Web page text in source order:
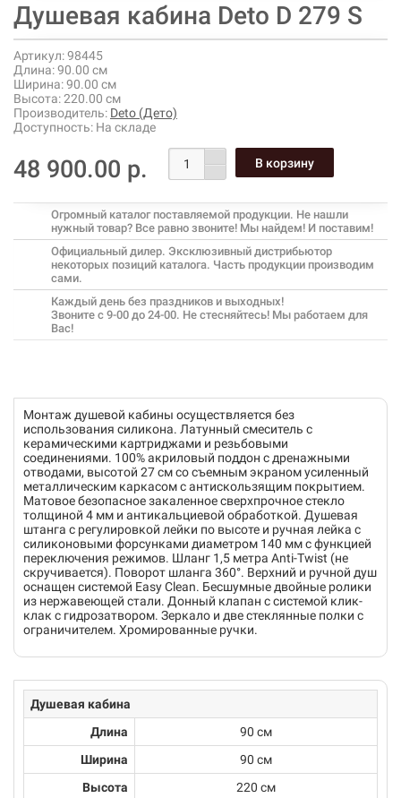
Душевая кабина Deto D 279 S
Артикул:98445
Длина:90.00 см
Ширина:90.00 см
Высота:220.00 см
Производитель: Deto (Дето)
Доступность: На складе
48 900.00 р.
Огромный каталог поставляемой продукции. Не нашли
нужный товар? Все равно звоните! Мы найдем! И поставим!
Официальный дилер. Эксклюзивный дистрибьютор
некоторых позиций каталога. Часть продукции производим
сами.
Каждый день без праздников и выходных!
Звоните с 9-00 до 24-00. Не стесняйтесь! Мы работаем для
Вас!
Монтаж душевой кабины осуществляется без
использования силикона. Латунный смеситель с
керамическими картриджами и резьбовыми
соединениями. 100% акриловый поддон с дренажными
отводами, высотой 27 см со съемным экраном усиленный
металлическим каркасом с антискользящим покрытием.
Матовое безопасное закаленное сверхпрочное стекло
толщиной 4 мм и антикальциевой обработкой. Душевая
штанга с регулировкой лейки по высоте и ручная лейка с
силиконовыми форсунками диаметром 140 мм с функцией
переключения режимов. Шланг 1,5 метра Anti-Twist (не
скручивается). Поворот шланга 360°. Верхний и ручной душ
оснащен системой Easy Clean. Бесшумные двойные ролики
из нержавеющей стали. Донный клапан с системой клик-
клак с гидрозатвором. Зеркало и две стеклянные полки с
ограничителем. Хромированные ручки.
Душевая кабина
Длина
90 см
Ширина
90 см
Высота
220 см